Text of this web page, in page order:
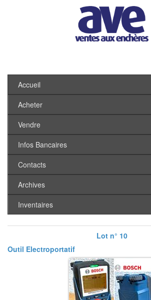
Accueil
Acheter
Vendre
Infos Bancaires
Contacts
Archives
Inventaires
Lot n° 10
Outil Electroportatif